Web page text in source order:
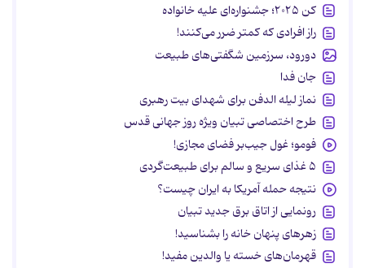
کن ۲۰۲۵؛ جشنواره‌ای علیه خانواده
راز افرادی که کمتر ضرر می‌کنند!
دورود، سرزمین شگفتی‌های طبیعت
جان فدا
نماز لیله الدفن برای شهدای بیت رهبری
طرح اختصاصی تبیان ویژه روز جهانی قدس
فومو؛ غول جیب‌بر فضای مجازی!
۵ غذای سریع و سالم برای طبیعت‌گردی
نتیجه حمله آمریکا به ایران چیست؟
رونمایی از اتاق برق جدید تبیان
زهرهای پنهان خانه را بشناسید!
قهرمان‌های خسته یا والدین مفید!